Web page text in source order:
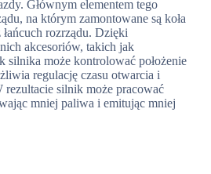
Głównym elementem tego
na którym zamontowane są koła
łańcuch rozrządu. Dzięki
akcesoriów, takich jak
silnika może kontrolować położenie
regulację czasu otwarcia i
rezultacie silnik może pracować
mniej paliwa i emitując mniej